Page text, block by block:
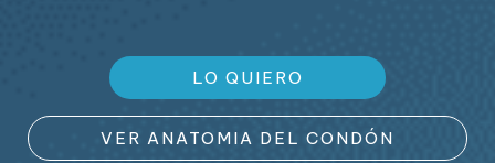
LO QUIERO
VER ANATOMIA DEL CONDÓN